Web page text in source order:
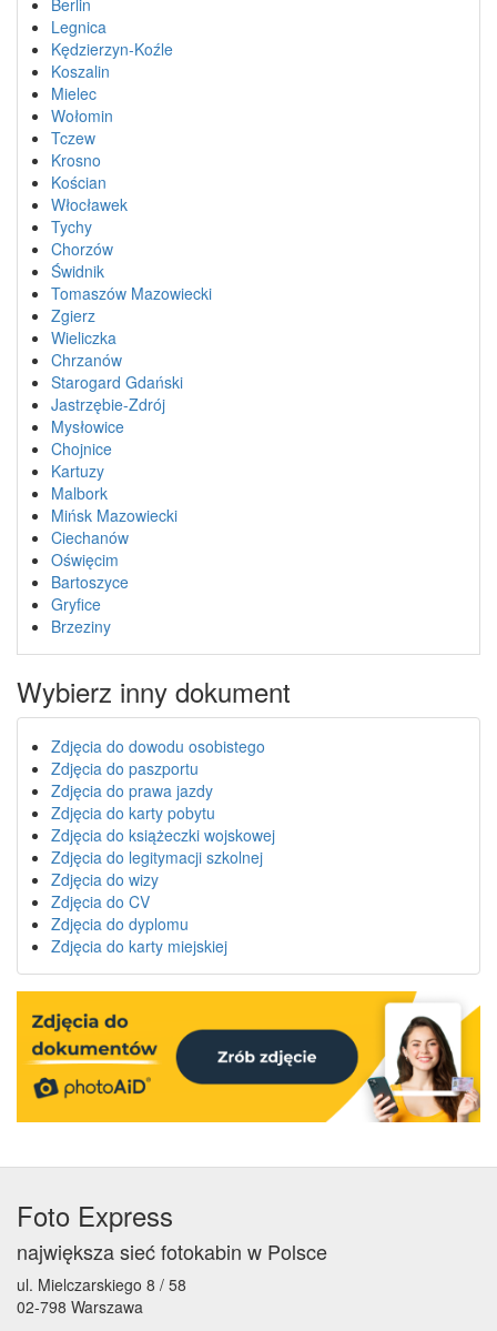
Legnica
Kędzierzyn-Koźle
Koszalin
Mielec
Wołomin
Tczew
Krosno
Kościan
Włocławek
Tychy
Chorzów
Świdnik
Tomaszów Mazowiecki
Zgierz
Wieliczka
Chrzanów
Starogard Gdański
Jastrzębie-Zdrój
Mysłowice
Chojnice
Kartuzy
Malbork
Mińsk Mazowiecki
Ciechanów
Oświęcim
Bartoszyce
Gryfice
Brzeziny
Wybierz inny dokument
Zdjęcia do dowodu osobistego
Zdjęcia do paszportu
Zdjęcia do prawa jazdy
Zdjęcia do karty pobytu
Zdjęcia do książeczki wojskowej
Zdjęcia do legitymacji szkolnej
Zdjęcia do wizy
Zdjęcia do CV
Zdjęcia do dyplomu
Zdjęcia do karty miejskiej
Foto Express
największa sieć fotokabin w Polsce
ul. Mielczarskiego 8 / 58
02-798 Warszawa